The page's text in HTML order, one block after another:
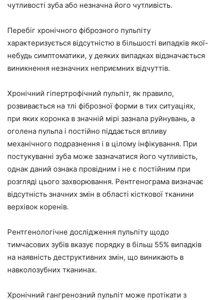
чутливості зуба або незначна його чутливість.
Перебіг хронічного фіброзного пульпіту
характеризується відсутністю в більшості випадків якої-
небудь симптоматики, у деяких випадках відзначається
виникнення незначних неприємних відчуттів.
Хронічний гіпертрофічний пульпіт, як правило,
розвивається на тлі фіброзної форми в тих ситуаціях,
при яких коронка в значній мірі зазнала руйнувань, а
оголена пульпа і постійно піддається впливу
механічного подразнення і в цілому інфікування. При
постукуванні зуба може зазначатися його чутливість,
однак даний ознака провідним і не є постійним при
розгляді цього захворювання. Рентгенограма визначає
відсутність значних змін в області кісткової тканини
верхівок коренів.
Рентгенологічне дослідження пульпіту щодо
тимчасових зубів вказує порядку в більш 55% випадків
на наявність деструктивних змін, що виникають в
навколозубних тканинах.
Хронічний гангренозний пульпіт може протікати з